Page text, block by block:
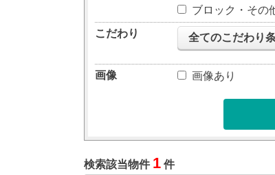
ブロック・その
こだわり
全てのこだわり
画像 画像あり
検索該当物件 1 件